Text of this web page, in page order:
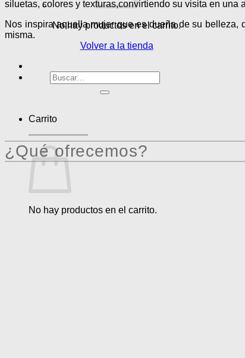
No hay productos en el carrito.
Volver a la tienda
Buscar
por:
Carrito
No hay productos en el carrito.
siluetas, colores y texturas,convirtiendo su visita en una
Nos inspira aquella mujer que es dueña de su
misma.
¿Qué ofrecemos?